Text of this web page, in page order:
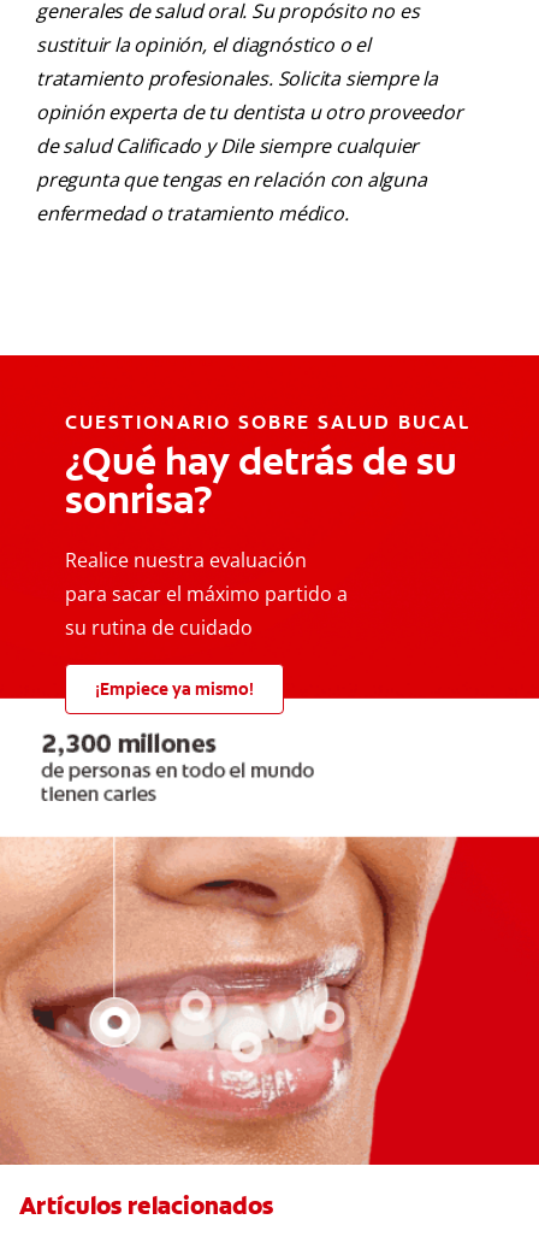
generales de salud oral. Su propósito no es
sustituir la opinión, el diagnóstico o el
tratamiento profesionales. Solicita siempre la
opinión experta de tu dentista u otro proveedor
de salud Calificado y Dile siempre cualquier
pregunta que tengas en relación con alguna
enfermedad o tratamiento médico.
CUESTIONARIO SOBRE SALUD BUCAL
¿Qué hay detrás de su
sonrisa?
Realice nuestra evaluación
para sacar el máximo partido a
su rutina de cuidado
¡Empiece ya mismo!
Artículos relacionados